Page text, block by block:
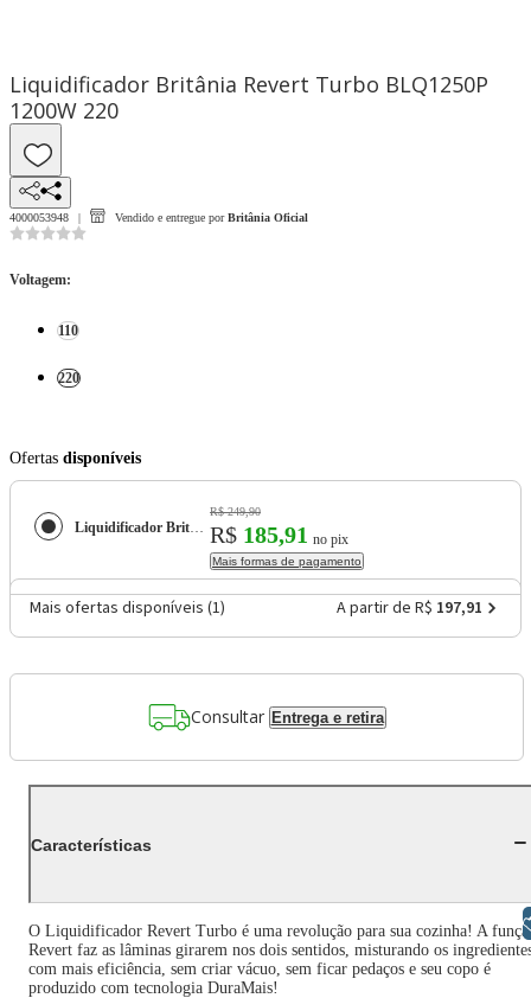
Liquidificador Britânia Revert Turbo BLQ1250P
1200W 220
4000053948 Vendido e entregue por Britânia Oficial
Voltagem:
110
220
Ofertas disponíveis
Liquidificador Britânia Revert Turbo BLQ1250P 1200W
R$ 249,90
R$ 185,91 no pix
Mais formas de pagamento
Mais ofertas disponíveis (1) A partir de R$ 197,91
Consultar Entrega e retira
Características
O Liquidificador Revert Turbo é uma revolução para sua cozinha! A
Revert faz as lâminas girarem nos dois sentidos, misturando os
com mais eficiência, sem criar vácuo, sem ficar pedaços e seu copo é
produzido com tecnologia DuraMais!
Libras